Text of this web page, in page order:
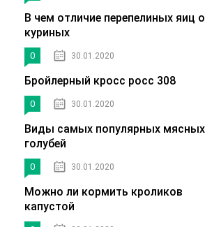
В чем отличие перепелиных яиц
куриных
0 30.01.2020
Бройлерный кросс росс 308
0 30.01.2020
Виды самых популярных мясных
голубей
0 30.01.2020
Можно ли кормить кроликов
капустой